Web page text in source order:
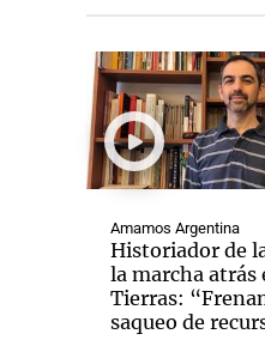
Amamos Argentina
Historiador de
la marcha atrás
Tierras:
saqueo de